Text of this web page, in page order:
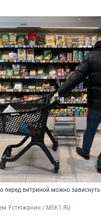
перед витриной можно
Устюжанин / MSK1.RU